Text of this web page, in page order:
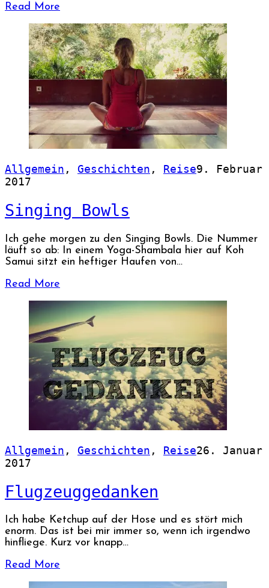
Read More
Allgemein , Geschichten , Reise9. Februar
2017
Singing Bowls
Ich gehe morgen zu den Singing Bowls. Die Nummer
läuft so ab: In einem Yoga-Shambala hier auf Koh
Samui sitzt ein heftiger Haufen von…
Read More
Allgemein , Geschichten , Reise26. Januar
2017
Flugzeuggedanken
Ich habe Ketchup auf der Hose und es stört mich
enorm. Das ist bei mir immer so, wenn ich irgendwo
hinfliege. Kurz vor knapp…
Read More